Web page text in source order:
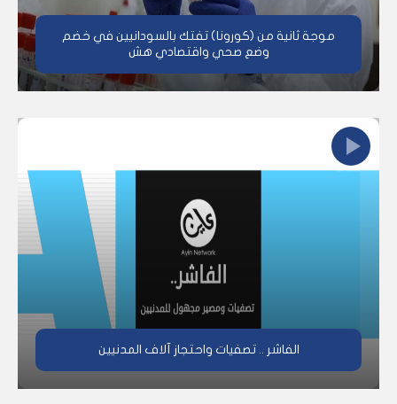
موجة ثانية من (كورونا) تفتك بالسودانيين في خضم
وضع صحي واقتصادي هش
الفاشر .. تصفيات واحتجاز آلاف المدنيين